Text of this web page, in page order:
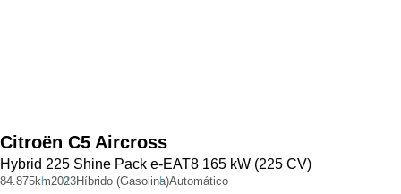
Citroën C5 Aircross
Hybrid 225 Shine Pack e-EAT8 165 kW (225 CV)
84.875km2023Híbrido (Gasolina)Automático